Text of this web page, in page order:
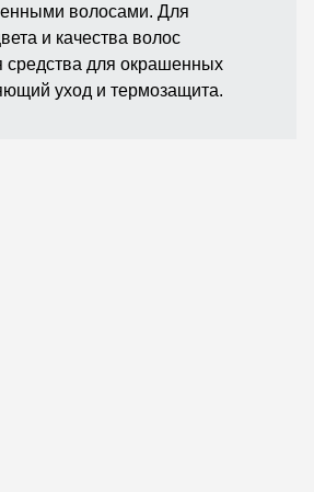
волосами. Для
и качества волос
средства для окрашенных
уход и термозащита.